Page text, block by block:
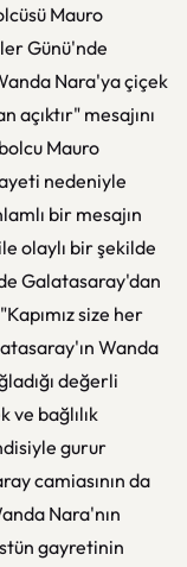
Mauro
Günü'nde
Nara'ya çiçek
açıktır" mesajını
Mauro
nedeniyle
bir mesajın
olaylı bir şekilde
Galatasaray'dan
size her
Wanda
değerli
ve bağlılık
gurur
camiasının da
Nara'nın
gayretinin